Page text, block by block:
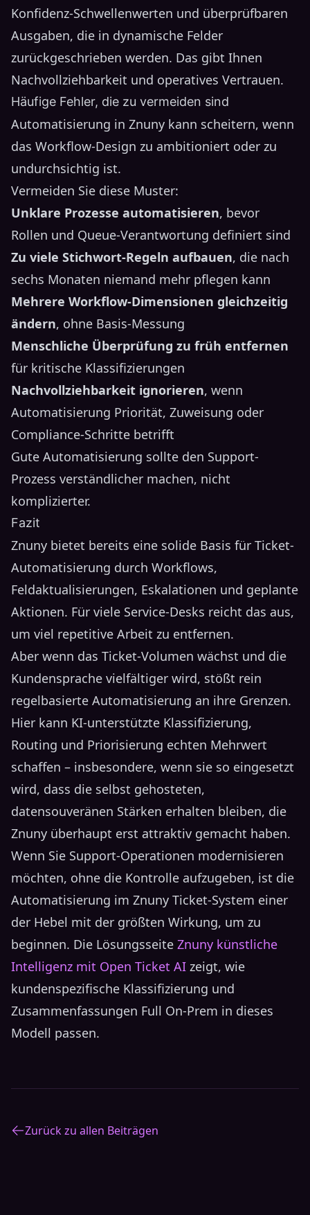
Konfidenz-Schwellenwerten und überprüfbaren
Ausgaben, die in dynamische Felder
zurückgeschrieben werden. Das gibt Ihnen
Nachvollziehbarkeit und operatives Vertrauen.
Häufige Fehler, die zu vermeiden sind
Automatisierung in Znuny kann scheitern, wenn
das Workflow-Design zu ambitioniert oder zu
undurchsichtig ist.
Vermeiden Sie diese Muster:
Unklare Prozesse automatisieren, bevor
Rollen und Queue-Verantwortung definiert sind
Zu viele Stichwort-Regeln aufbauen, die nach
sechs Monaten niemand mehr pflegen kann
Mehrere Workflow-Dimensionen gleichzeitig
ändern, ohne Basis-Messung
Menschliche Überprüfung zu früh entfernen
für kritische Klassifizierungen
Nachvollziehbarkeit ignorieren, wenn
Automatisierung Priorität, Zuweisung oder
Compliance-Schritte betrifft
Gute Automatisierung sollte den Support-
Prozess verständlicher machen, nicht
komplizierter.
Fazit
Znuny bietet bereits eine solide Basis für Ticket-
Automatisierung durch Workflows,
Feldaktualisierungen, Eskalationen und geplante
Aktionen. Für viele Service-Desks reicht das aus,
um viel repetitive Arbeit zu entfernen.
Aber wenn das Ticket-Volumen wächst und die
Kundensprache vielfältiger wird, stößt rein
regelbasierte Automatisierung an ihre Grenzen.
Hier kann KI-unterstützte Klassifizierung,
Routing und Priorisierung echten Mehrwert
schaffen – insbesondere, wenn sie so eingesetzt
wird, dass die selbst gehosteten,
datensouveränen Stärken erhalten bleiben, die
Znuny überhaupt erst attraktiv gemacht haben.
Wenn Sie Support-Operationen modernisieren
möchten, ohne die Kontrolle aufzugeben, ist die
Automatisierung im Znuny Ticket-System einer
der Hebel mit der größten Wirkung, um zu
beginnen. Die Lösungsseite Znuny künstliche
Intelligenz mit Open Ticket AI zeigt, wie
kundenspezifische Klassifizierung und
Zusammenfassungen Full On-Prem in dieses
Modell passen.
Zurück zu allen Beiträgen